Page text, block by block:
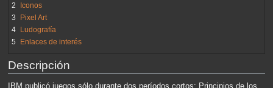
2
Iconos
3
Pixel Art
4
Ludografía
5
Enlaces de interés
Descripción
IBM publicó juegos sólo durante dos períodos cortos: Principios de los